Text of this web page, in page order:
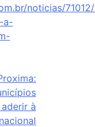
noticias/
a-
à